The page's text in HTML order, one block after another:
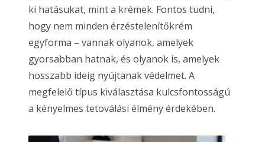
ki hatásukat, mint a krémek. Fontos tudni,
hogy nem minden érzéstelenítőkrém
egyforma – vannak olyanok, amelyek
gyorsabban hatnak, és olyanok is, amelyek
hosszabb ideig nyújtanak védelmet. A
megfelelő típus kiválasztása kulcsfontosságú
a kényelmes tetoválási élmény érdekében.